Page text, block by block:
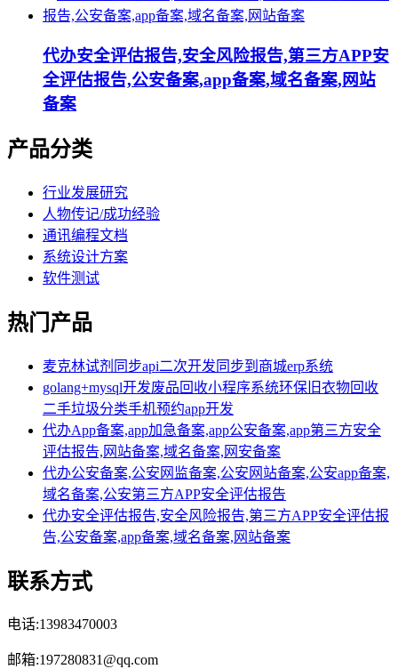
代办安全评估报告,安全风险报告,第三方APP安
全评估报告,公安备案,app备案,域名备案,网站
备案
产品分类
行业发展研究
人物传记/成功经验
通讯编程文档
系统设计方案
软件测试
热门产品
麦克林试剂同步api二次开发同步到商城erp系统
golang+mysql开发废品回收小程序系统环保旧衣物回收
二手垃圾分类手机预约app开发
代办App备案,app加急备案,app公安备案,app第三方安全
评估报告,网站备案,域名备案,网安备案
代办公安备案,公安网监备案,公安网站备案,公安app备案,
域名备案,公安第三方APP安全评估报告
代办安全评估报告,安全风险报告,第三方APP安全评估报
告,公安备案,app备案,域名备案,网站备案
联系方式
电话:13983470003
邮箱:197280831@qq.com